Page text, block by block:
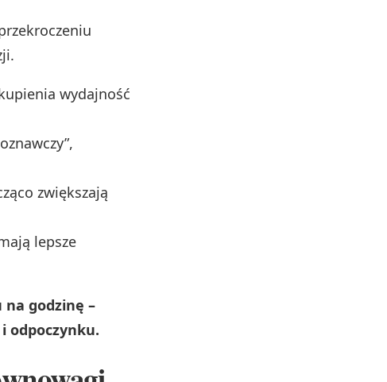
wydajność
zwiększają
lepsze
godzinę –
odpoczynku.